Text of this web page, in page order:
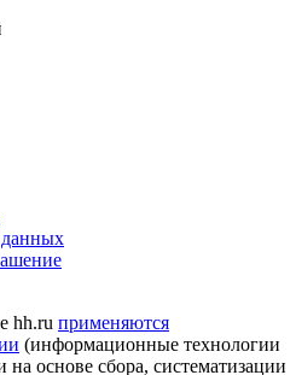
hh.ru применяются
(информационные технологии
основе сбора, систематизации